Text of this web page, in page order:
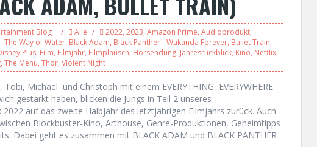
Blog Alle 2022, 2023, Amazon Prime, Audioprodukt,
The Way of Water, Black Adam, Black Panther - Wakanda Forever, Bullet Train,
Plus, Film, Filmjahr, Filmplausch, Hörsendung, Jahresrückblick, Kino, Netflix,
, The Menu, Thor, Violent Night
Michael und Christoph mit einem EVERYTHING, EVERYWHERE
gestärkt haben, blicken die Jungs in Teil 2 unseres
2022 auf das zweite Halbjahr des letztjährigen Filmjahrs zurück. Auch
Blockbuster-Kino, Arthouse, Genre-Produktionen, Geheimtipps
Dabei geht es zusammen mit BLACK ADAM und BLACK PANTHER